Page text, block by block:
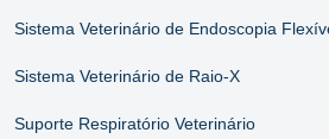
Sistema Veterinário de Endoscopia
Sistema Veterinário de Raio-X
Suporte Respiratório Veterinário